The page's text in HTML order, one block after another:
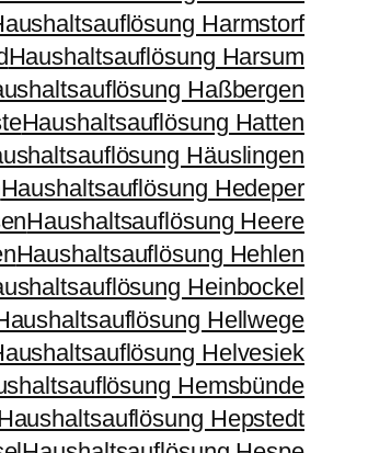
Harmstorf
Haushaltsauflösung Harsum
Haßbergen
Haushaltsauflösung Hatten
Häuslingen
Haushaltsauflösung Hedeper
Haushaltsauflösung Heere
Haushaltsauflösung Hehlen
Heinbockel
Hellwege
Helvesiek
Hemsbünde
Hepstedt